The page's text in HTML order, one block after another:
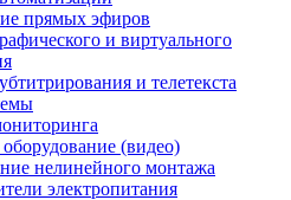
прямых эфиров
и виртуального
и телетекста
(видео)
нелинейного монтажа
электропитания